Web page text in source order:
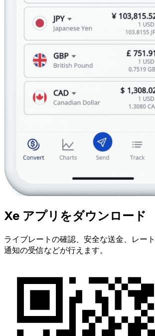
Xe アプリをダウンロード
ライブレートの確認、安全な送金、レー
通知の受信などが行えます。